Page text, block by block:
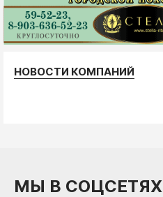
НОВОСТИ КОМПАНИЙ
МЫ В СОЦСЕТЯХ